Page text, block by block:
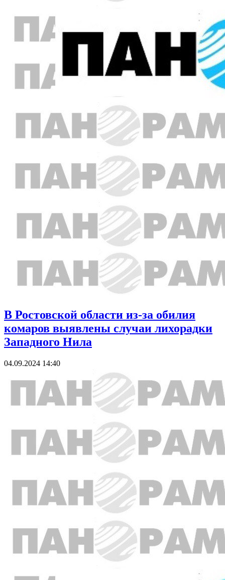
В Ростовской области из-за обилия
комаров выявлены случаи лихорадки
Западного Нила
04.09.2024 14:40